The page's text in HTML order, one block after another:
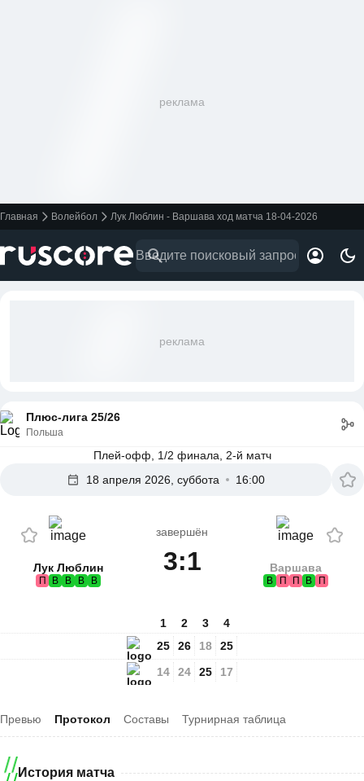
реклама
Главная Волейбол Лук Люблин - Варшава ход матча 18-04-2026
реклама
Плюс-лига 25/26
Польша
Плей-офф, 1/2 финала, 2-й матч
18 апреля 2026, суббота
16:00
Лук Люблин
П В В В В
завершён
3:1 Варшава
В П П В П
1
25
14
2
26
24
3
18
25
4
25
17
Превью Протокол Составы Турнирная таблица
История матча